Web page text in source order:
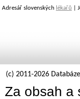
Adresář slovenských lékařů |
(c) 2011-2026
Za obsah a